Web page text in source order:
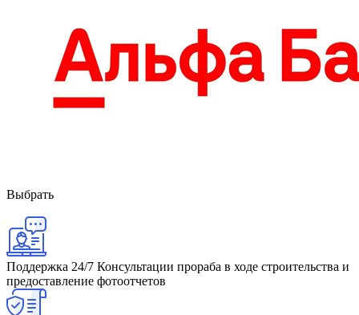
Выбрать
Поддержка 24/7 Консультации прораба в ходе строительства и
предоставление фотоотчетов